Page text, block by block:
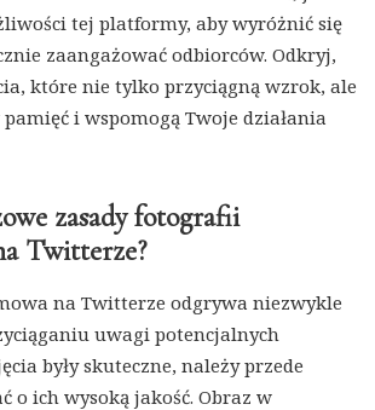
tej platformy, aby wyróżnić się
zaangażować odbiorców. Odkryj,
które nie tylko przyciągną wzrok, ale
i wspomogą Twoje działania
zasady fotografii
Twitterze?
na Twitterze odgrywa niezwykle
uwagi potencjalnych
były skuteczne, należy przede
o ich wysoką jakość. Obraz w